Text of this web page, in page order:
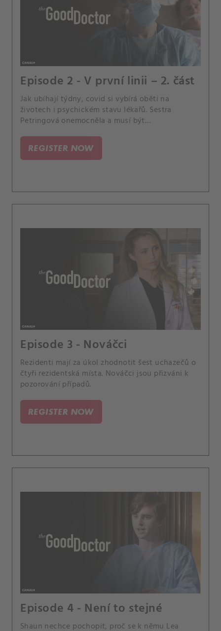
Episode 2 - V první linii – 2. část
Jak ubíhají týdny, covid si vybírá oběti na
životech i psychickém stavu lékařů. Sestra
Petringová onemocněla a musí být
REGISTER NOW
Episode 3 - Nováčci
Rezidenti mají za úkol zhodnotit šest uchazečů o
čtyři rezidentská místa. Nováčci jsou přizváni k
pozorování případů.
REGISTER NOW
Episode 4 - Není to stejné
Shaun nechce pochopit, proč se k němu Lea